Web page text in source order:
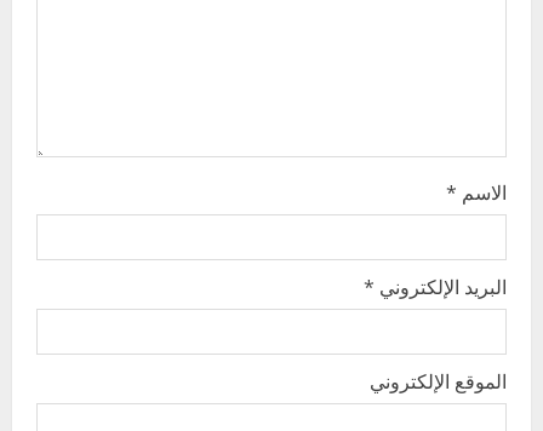
الاسم *
البريد الإلكتروني *
الموقع الإلكتروني